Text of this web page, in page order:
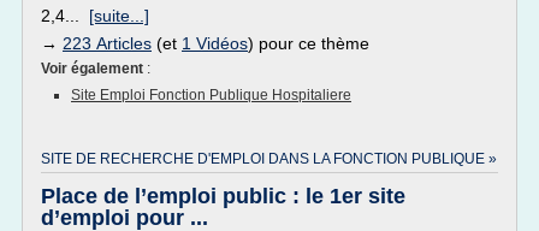
2,4... [suite...]
→ 223 Articles (et 1 Vidéos) pour ce thème
Voir également :
Site Emploi Fonction Publique Hospitaliere
SITE DE RECHERCHE D'EMPLOI DANS LA FONCTION PUBLIQUE »
Place de l’emploi public : le 1er site
d’emploi pour ...